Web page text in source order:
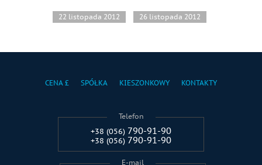
22 listopada 2012 26 listopada 2012
CENA £ SPÓŁKA KIESZONKOWY KONTAKTY
Telefon
+38 (056) 790-91-90
+38 (056) 790-91-90
E-mail